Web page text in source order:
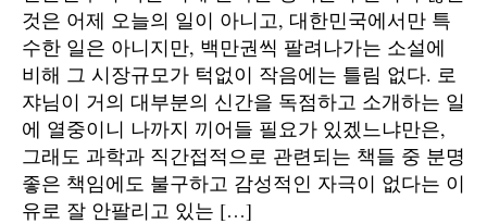
것은 어제 오늘의 일이 아니고, 대한민국에서만 특
수한 일은 아니지만, 백만권씩 팔려나가는 소설에
비해 그 시장규모가 턱없이 작음에는 틀림 없다. 로
쟈님이 거의 대부분의 신간을 독점하고 소개하는 일
에 열중이니 나까지 끼어들 필요가 있겠느냐만은,
그래도 과학과 직간접적으로 관련되는 책들 중 분명
좋은 책임에도 불구하고 감성적인 자극이 없다는 이
유로 잘 안팔리고 있는 […]